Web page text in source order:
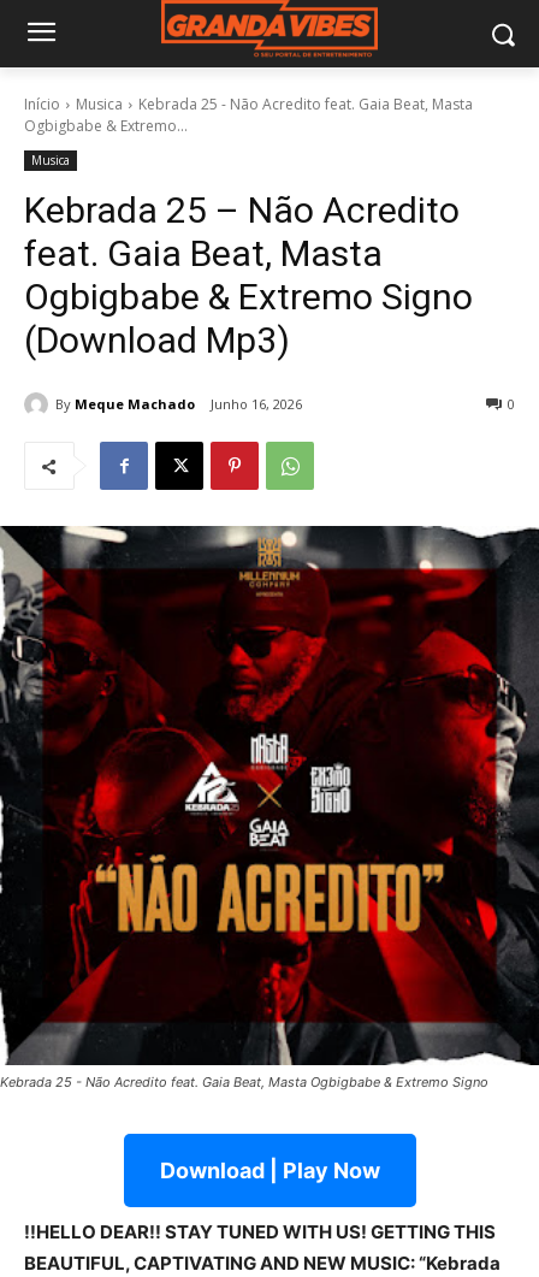
Início Musica
Kebrada 25 - Não Acredito feat. Gaia Beat, Masta
Ogbigbabe & Extremo...
Musica
Kebrada 25 – Não Acredito
feat. Gaia Beat, Masta
Ogbigbabe & Extremo Signo
(Download Mp3)
By Meque Machado Junho 16, 2026 0
Kebrada 25 - Não Acredito feat. Gaia Beat, Masta Ogbigbabe & Extremo Signo
Download | Play Now
!!HELLO DEAR!! STAY TUNED WITH US! GETTING THIS
BEAUTIFUL, CAPTIVATING AND NEW MUSIC: “Kebrada